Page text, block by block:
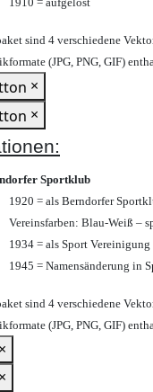
sind 4 verschiedene
(JPG, PNG, GIF)
×
×
Sportklub
1920 = als Berndorfer
Vereinsfarben: Blau-Weiß –
1934 = als Sport
1945 = Namensänderung in
sind 4 verschiedene
(JPG, PNG, GIF)
×
×